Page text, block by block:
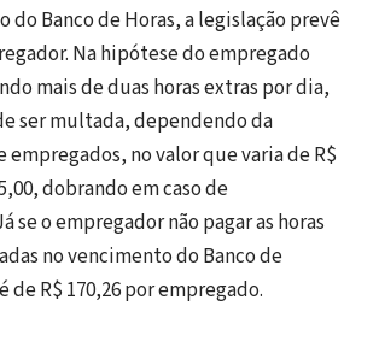
do Banco de Horas, a legislação prevê
Na hipótese do empregado
mais de duas horas extras por dia,
ser multada, dependendo da
no valor que varia de R$
dobrando em caso de
se o empregador não pagar as horas
no vencimento do Banco de
de R$ 170,26 por empregado.